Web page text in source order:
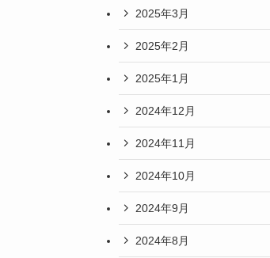
2025年3月
2025年2月
2025年1月
2024年12月
2024年11月
2024年10月
2024年9月
2024年8月